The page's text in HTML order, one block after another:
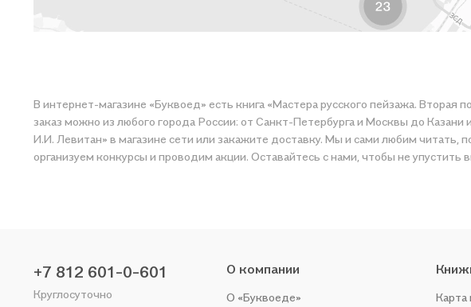
В интернет-магазине «Буквоед» есть книга «Мастера русского пейзажа.
заказ можно из любого города России: от Санкт-Петербурга и Москвы до
И.И. Левитан» в магазине сети или закажите доставку. Мы и сами любим читать, поэтому делаем всё, чтобы вы
организуем конкурсы и проводим акции. Оставайтесь с нами, чтобы не упустить
+7 812 601-0-601
Круглосуточно
О компании
О «Буквоеде» Карта